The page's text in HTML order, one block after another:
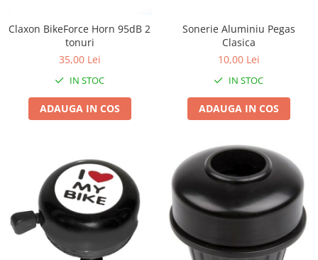
Pinioane
Roți spate
Set roți
Schimbătoare
Schimbătoare față
Schimbătoare spate
Piese schimbătoare
Claxon BikeForce Horn 95dB 2
tonuri
35,00 Lei
IN STOC
ADAUGA IN COS
Sonerie Aluminiu Pegas
Clasica
10,00 Lei
IN STOC
ADAUGA IN COS